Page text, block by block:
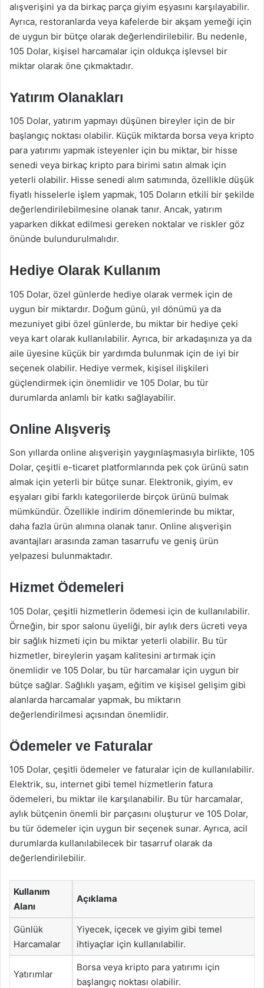
alışverişini ya da birkaç parça giyim eşyasını karşılayabilir.
Ayrıca, restoranlarda veya kafelerde bir akşam yemeği için
de uygun bir bütçe olarak değerlendirilebilir. Bu nedenle,
105 Dolar, kişisel harcamalar için oldukça işlevsel bir
miktar olarak öne çıkmaktadır.
Yatırım Olanakları
105 Dolar, yatırım yapmayı düşünen bireyler için de bir
başlangıç noktası olabilir. Küçük miktarda borsa veya kripto
para yatırımı yapmak isteyenler için bu miktar, bir hisse
senedi veya birkaç kripto para birimi satın almak için
yeterli olabilir. Hisse senedi alım satımında, özellikle düşük
fiyatlı hisselerle işlem yapmak, 105 Doların etkili bir şekilde
değerlendirilebilmesine olanak tanır. Ancak, yatırım
yaparken dikkat edilmesi gereken noktalar ve riskler göz
önünde bulundurulmalıdır.
Hediye Olarak Kullanım
105 Dolar, özel günlerde hediye olarak vermek için de
uygun bir miktardır. Doğum günü, yıl dönümü ya da
mezuniyet gibi özel günlerde, bu miktar bir hediye çeki
veya kart olarak kullanılabilir. Ayrıca, bir arkadaşınıza ya da
aile üyesine küçük bir yardımda bulunmak için de iyi bir
seçenek olabilir. Hediye vermek, kişisel ilişkileri
güçlendirmek için önemlidir ve 105 Dolar, bu tür
durumlarda anlamlı bir katkı sağlayabilir.
Online Alışveriş
Son yıllarda online alışverişin yaygınlaşmasıyla birlikte, 105
Dolar, çeşitli e-ticaret platformlarında pek çok ürünü satın
almak için yeterli bir bütçe sunar. Elektronik, giyim, ev
eşyaları gibi farklı kategorilerde birçok ürünü bulmak
mümkündür. Özellikle indirim dönemlerinde bu miktar,
daha fazla ürün alımına olanak tanır. Online alışverişin
avantajları arasında zaman tasarrufu ve geniş ürün
yelpazesi bulunmaktadır.
Hizmet Ödemeleri
105 Dolar, çeşitli hizmetlerin ödemesi için de kullanılabilir.
Örneğin, bir spor salonu üyeliği, bir aylık ders ücreti veya
bir sağlık hizmeti için bu miktar yeterli olabilir. Bu tür
hizmetler, bireylerin yaşam kalitesini artırmak için
önemlidir ve 105 Dolar, bu tür harcamalar için uygun bir
bütçe sağlar. Sağlıklı yaşam, eğitim ve kişisel gelişim gibi
alanlarda harcamalar yapmak, bu miktarın
değerlendirilmesi açısından önemlidir.
Ödemeler ve Faturalar
105 Dolar, çeşitli ödemeler ve faturalar için de kullanılabilir.
Elektrik, su, internet gibi temel hizmetlerin fatura
ödemeleri, bu miktar ile karşılanabilir. Bu tür harcamalar,
aylık bütçenin önemli bir parçasını oluşturur ve 105 Dolar,
bu tür ödemeler için uygun bir seçenek sunar. Ayrıca, acil
durumlarda kullanılabilecek bir tasarruf olarak da
değerlendirilebilir.
Kullanım
Alanı
Açıklama
Günlük
Harcamalar
Yiyecek, içecek ve giyim gibi temel
ihtiyaçlar için kullanılabilir.
Yatırımlar
Borsa veya kripto para yatırımı için
başlangıç noktası olabilir.